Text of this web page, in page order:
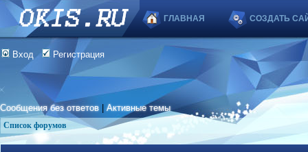
ГЛАВНАЯ СОЗДАТЬ
Вход Регистрация
Сообщения без ответов |Активные темы
Список форумов